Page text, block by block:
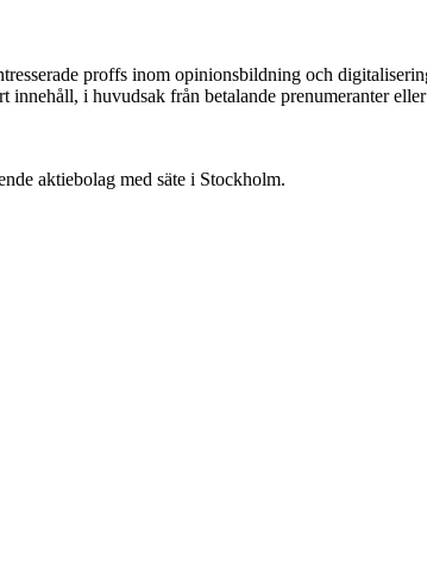
proffs inom opinionsbildning och
i huvudsak från betalande prenumeranter
aktiebolag med säte i Stockholm.